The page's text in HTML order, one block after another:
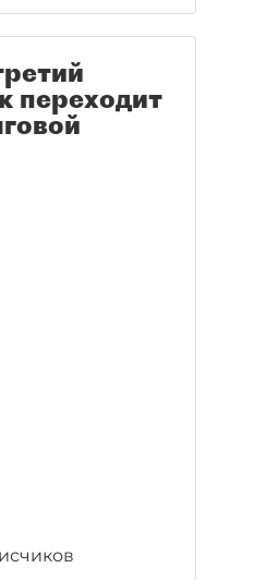
переходит